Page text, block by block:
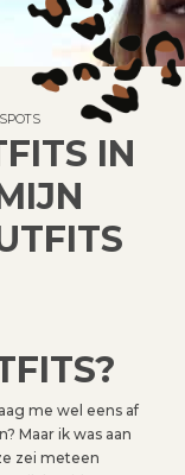
IN
me wel eens af
Maar ik was aan
zei meteen